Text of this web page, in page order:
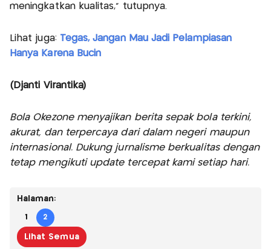
meningkatkan kualitas," tutupnya.
Lihat juga: Tegas, Jangan Mau Jadi Pelampiasan
Hanya Karena Bucin
(Djanti Virantika)
Bola Okezone menyajikan berita sepak bola terkini,
akurat, dan terpercaya dari dalam negeri maupun
internasional. Dukung jurnalisme berkualitas dengan
tetap mengikuti update tercepat kami setiap hari.
Halaman:
1 2
Lihat Semua